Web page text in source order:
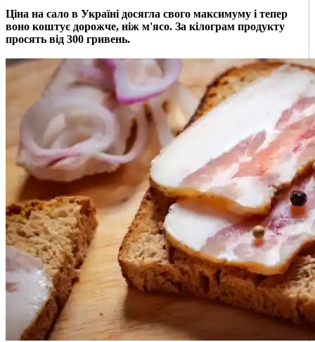
Ціна на сало в Україні досягла свого максимуму і тепер
воно коштує дорожче, ніж м'ясо. За кілограм продукту
просять від 300 гривень.